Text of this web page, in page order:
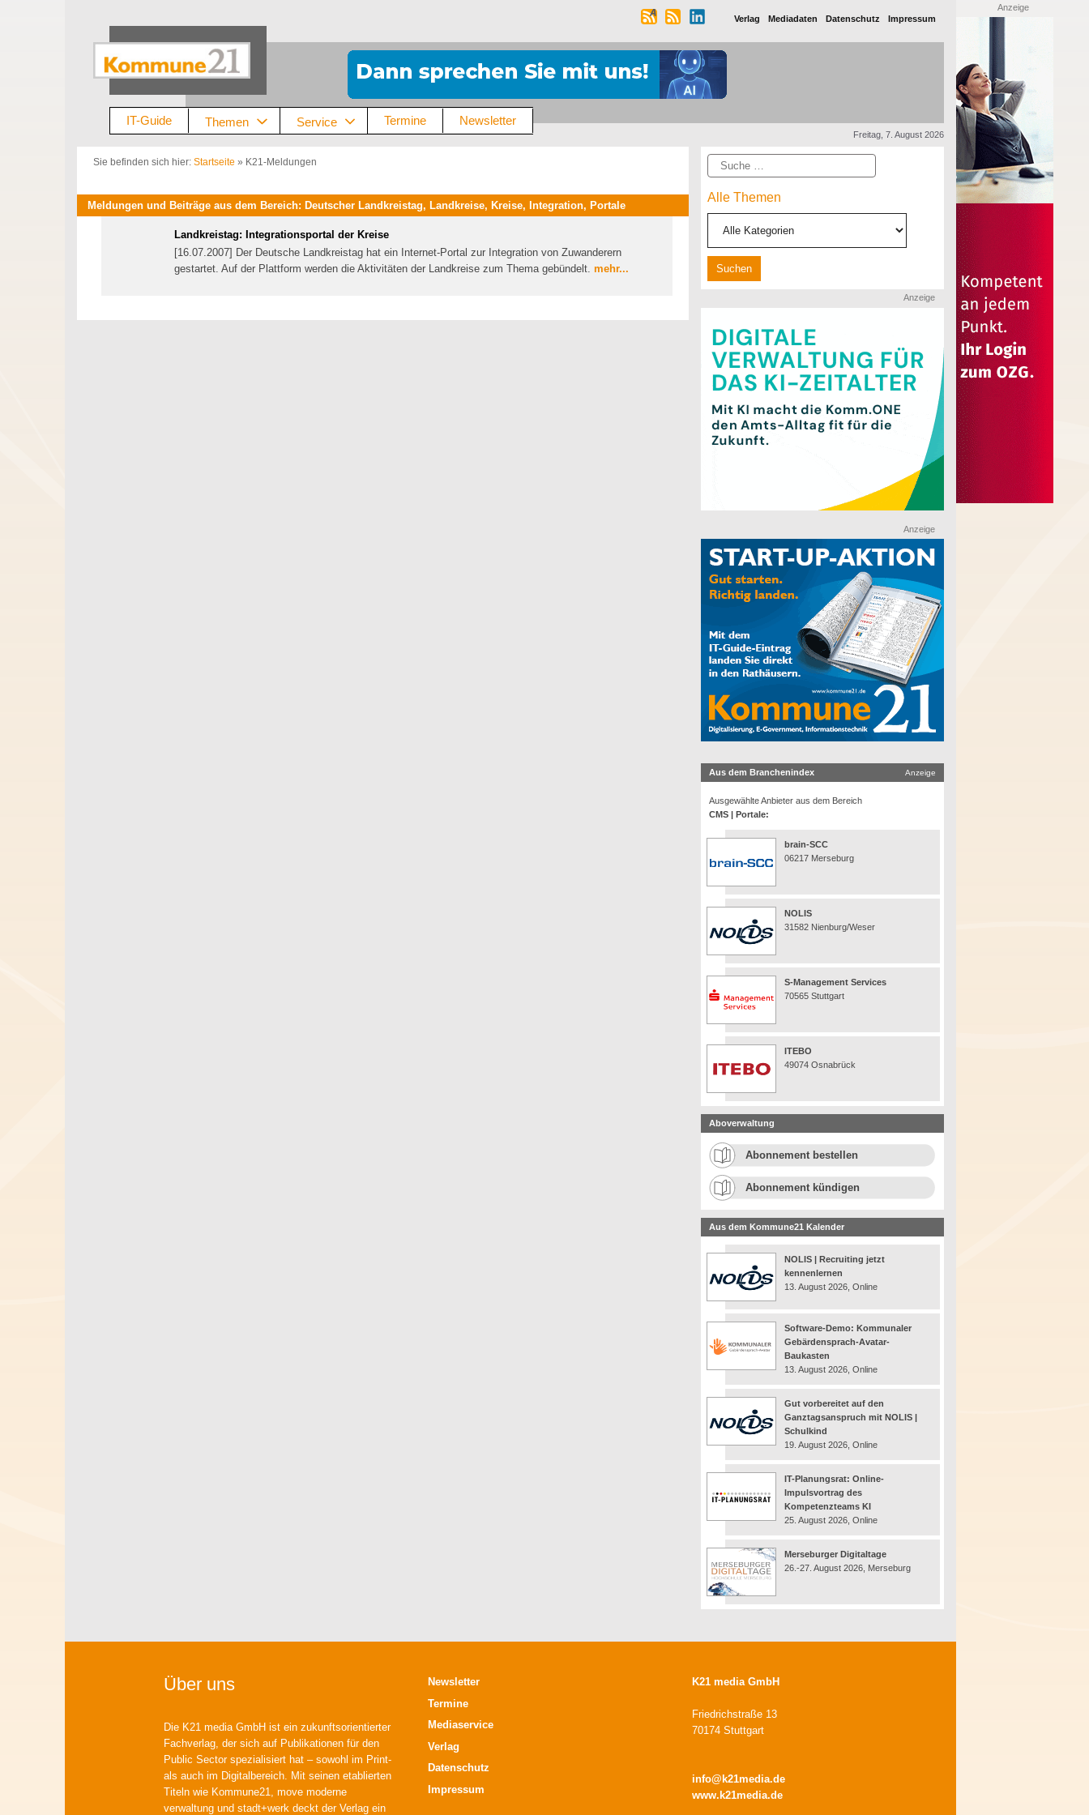
Verlag Mediadaten Datenschutz Impressum
IT-Guide Themen Service Termine Newsletter
Freitag, 7. August 2026
Sie befinden sich hier: Startseite » K21-Meldungen
Meldungen und Beiträge aus dem Bereich: Deutscher Landkreistag, Landkreise, Kreise, Integration, Portale
Landkreistag: Integrationsportal der Kreise
[16.07.2007] Der Deutsche Landkreistag hat ein Internet-Portal zur Integration von Zuwanderern
gestartet. Auf der Plattform werden die Aktivitäten der Landkreise zum Thema gebündelt. mehr...
Suche
Alle Themen
Anzeige
Anzeige
Aus dem Branchenindex Anzeige
Ausgewählte Anbieter aus dem Bereich
CMS | Portale:
brain-SCC
06217 Merseburg
NOLIS
31582 Nienburg/Weser
S-Management Services
70565 Stuttgart
ITEBO
49074 Osnabrück
Aboverwaltung
Abonnement bestellen
Abonnement kündigen
Aus dem Kommune21 Kalender
NOLIS | Recruiting jetzt
kennenlernen
13. August 2026, Online
Software-Demo: Kommunaler
Gebärdensprach-Avatar-
Baukasten
13. August 2026, Online
Gut vorbereitet auf den
Ganztagsanspruch mit NOLIS |
Schulkind
19. August 2026, Online
IT-Planungsrat: Online-
Impulsvortrag des
Kompetenzteams KI
25. August 2026, Online
Merseburger Digitaltage
26.-27. August 2026, Merseburg
Anzeige
Über uns
Die K21 media GmbH ist ein zukunftsorientierter
Fachverlag, der sich auf Publikationen für den
Public Sector spezialisiert hat – sowohl im Print-
als auch im Digitalbereich. Mit seinen etablierten
Titeln wie Kommune21, move moderne
verwaltung und stadt+werk deckt der Verlag ein
Newsletter
Termine
Mediaservice
Verlag
Datenschutz
Impressum
K21 media GmbH
Friedrichstraße 13
70174 Stuttgart
info@k21media.de
www.k21media.de